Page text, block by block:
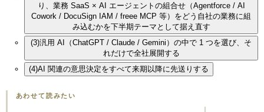
り、業務 SaaS × AI エージェントの組合せ（Agentforce / AI
Cowork / DocuSign IAM / freee MCP 等）をどう自社の業務に組
み込むかを下半期テーマとして据え直す
(3)汎用 AI（ChatGPT / Claude / Gemini）の中で 1 つを選び、そ
れだけで全社展開する
(4)AI 関連の意思決定をすべて来期以降に先送りする
あわせて読みたい